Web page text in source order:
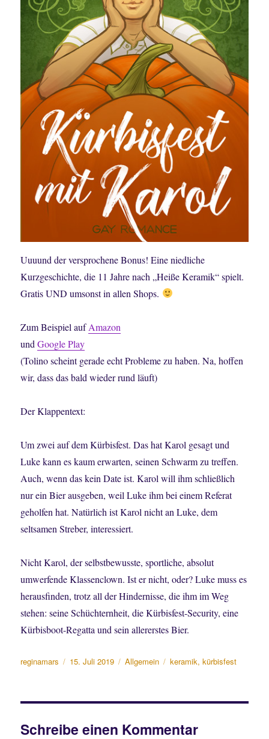
Uuuund der versprochene Bonus! Eine niedliche
Kurzgeschichte, die 11 Jahre nach „Heiße Keramik“ spielt.
Gratis UND umsonst in allen Shops.
Zum Beispiel aufAmazon
undGoogle Play
(Tolino scheint gerade echt Probleme zu haben. Na, hoffen
wir, dass das bald wieder rund läuft)
Der Klappentext:
Um zwei auf dem Kürbisfest. Das hat Karol gesagt und
Luke kann es kaum erwarten, seinen Schwarm zu treffen.
Auch, wenn das kein Date ist. Karol will ihm schließlich
nur ein Bier ausgeben, weil Luke ihm bei einem Referat
geholfen hat. Natürlich ist Karol nicht an Luke, dem
seltsamen Streber, interessiert.
Nicht Karol, der selbstbewusste, sportliche, absolut
umwerfende Klassenclown. Ist er nicht, oder? Luke muss es
herausfinden, trotz all der Hindernisse, die ihm im Weg
stehen: seine Schüchternheit, die Kürbisfest-Security, eine
Kürbisboot-Regatta und sein allererstes Bier.
Autor
reginamars
Veröffentlicht
15. Juli 2019 Kategorien
Allgemein Schlagwörter
keramik,kürbisfest
Schreibe einen Kommentar